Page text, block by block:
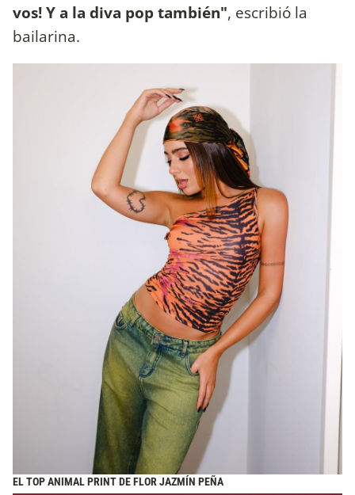
vos! Y a la diva pop también", escribió la
bailarina.
EL TOP ANIMAL PRINT DE FLOR JAZMÍN PEÑA